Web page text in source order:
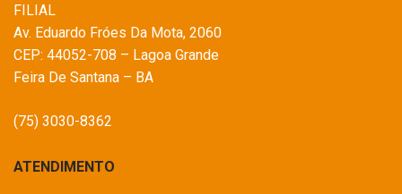
FILIAL
Av. Eduardo Fróes Da Mota, 2060
CEP: 44052-708 – Lagoa Grande
Feira De Santana – BA
(75) 3030-8362
ATENDIMENTO